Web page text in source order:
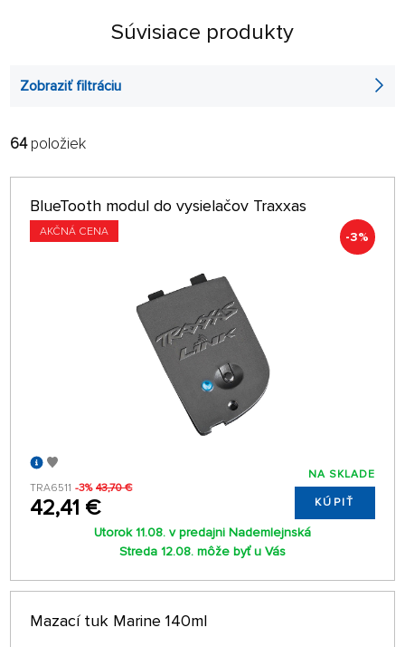
Súvisiace produkty
Zobraziť filtráciu
FILTROVAŤ:
ABECEDNE
64 NA STRÁNKE
64položiek
BlueTooth modul do vysielačov Traxxas
AKČNÁ CENA -3%
TRA6511 -3% 43,70 €
42,41 €
NA SKLADE
KÚPIŤ
Utorok 11.08. v predajni Nademlejnská
Streda 12.08. môže byť u Vás
Mazací tuk Marine 140ml